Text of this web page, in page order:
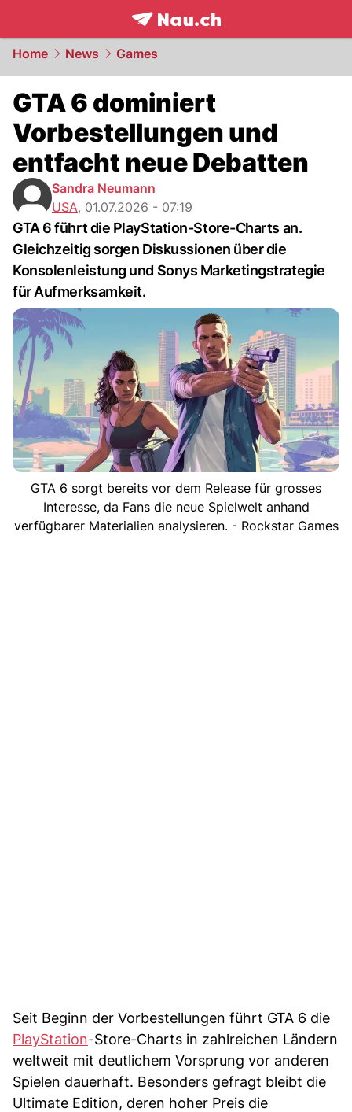
frontpage.NAU.ch
Home News Games
GTA 6 dominiert
Vorbestellungen und
entfacht neue Debatten
Sandra Neumann
USA, 01.07.2026 - 07:19
GTA 6 führt die PlayStation-Store-Charts an.
Gleichzeitig sorgen Diskussionen über die
Konsolenleistung und Sonys Marketingstrategie
für Aufmerksamkeit.
GTA 6 sorgt bereits vor dem Release für grosses
Interesse, da Fans die neue Spielwelt anhand
verfügbarer Materialien analysieren. - Rockstar Games
Seit Beginn der Vorbestellungen führt GTA 6 die
PlayStation-Store-Charts in zahlreichen Ländern
weltweit mit deutlichem Vorsprung vor anderen
Spielen dauerhaft. Besonders gefragt bleibt die
Ultimate Edition, deren hoher Preis die